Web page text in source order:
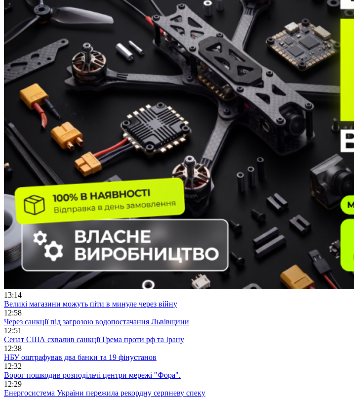
13:14
Великі магазини можуть піти в минуле через війну
12:58
Через санкції під загрозою водопостачання Львівщини
12:51
Сенат США схвалив санкції Грема проти рф та Ірану
12:38
НБУ оштрафував два банки та 19 фінустанов
12:32
Ворог пошкодив розподільчі центри мережі "Фора".
12:29
Енергосистема України пережила рекордну серпневу спеку